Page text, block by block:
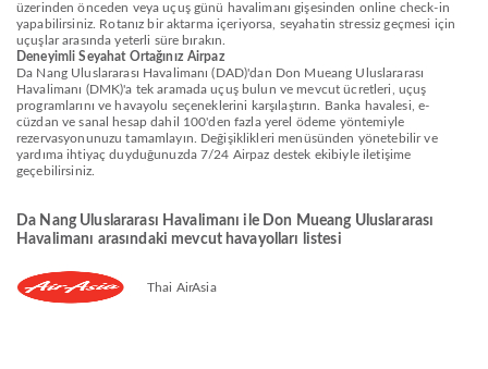
üzerinden önceden veya uçuş günü havalimanı gişesinden online check-in
yapabilirsiniz. Rotanız bir aktarma içeriyorsa, seyahatin stressiz geçmesi için
uçuşlar arasında yeterli süre bırakın.
Deneyimli Seyahat Ortağınız Airpaz
Da Nang Uluslararası Havalimanı (DAD)'dan Don Mueang Uluslararası
Havalimanı (DMK)'a tek aramada uçuş bulun ve mevcut ücretleri, uçuş
programlarını ve havayolu seçeneklerini karşılaştırın. Banka havalesi, e-
cüzdan ve sanal hesap dahil 100'den fazla yerel ödeme yöntemiyle
rezervasyonunuzu tamamlayın. Değişiklikleri menüsünden yönetebilir ve
yardıma ihtiyaç duyduğunuzda 7/24 Airpaz destek ekibiyle iletişime
geçebilirsiniz.
Da Nang Uluslararası Havalimanı ile Don Mueang Uluslararası
Havalimanı arasındaki mevcut havayolları listesi
Thai AirAsia